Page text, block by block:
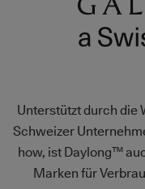
Unterstützt durch die
Schweizer
how, ist Daylong™
Marken für